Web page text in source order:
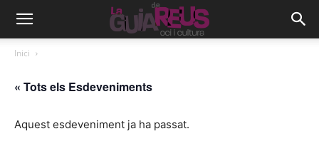
Inici
« Tots els Esdeveniments
Aquest esdeveniment ja ha passat.